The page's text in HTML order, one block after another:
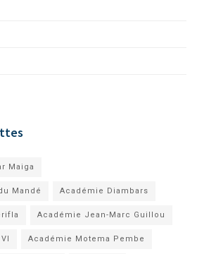
Maiga
Mandé Académie Diambars
Académie Jean-Marc Guillou
Académie Motema Pembe